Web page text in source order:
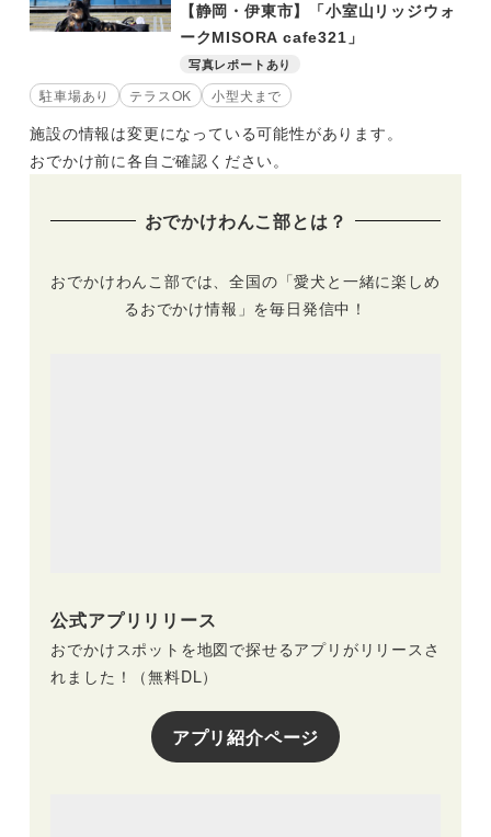
【静岡・伊東市】「小室山リッジウォ
ークMISORA cafe321」
写真レポートあり
駐車場あり テラスOK 小型犬まで
施設の情報は変更になっている可能性があります。
おでかけ前に各自ご確認ください。
おでかけわんこ部とは？
おでかけわんこ部では、全国の「愛犬と一緒に楽しめ
るおでかけ情報」を毎日発信中！
公式アプリリリース
おでかけスポットを地図で探せるアプリがリリースさ
れました！（無料DL）
アプリ紹介ページ